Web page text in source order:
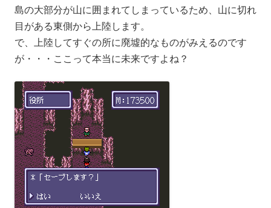
島の大部分が山に囲まれてしまっているため、山に切れ
目がある東側から上陸します。
で、上陸してすぐの所に廃墟的なものがみえるのです
が・・・ここって本当に未来ですよね？